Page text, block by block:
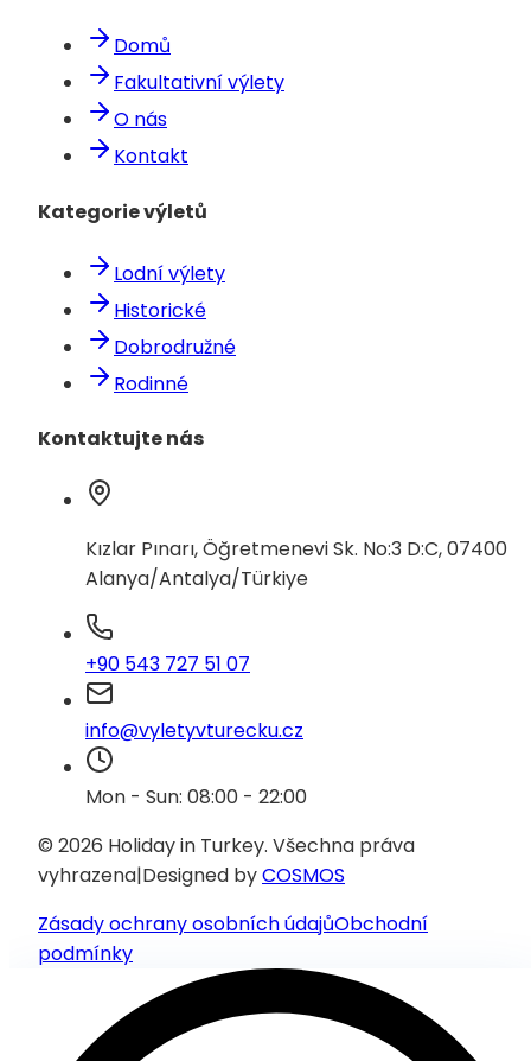
Domů
Fakultativní výlety
O nás
Kontakt
Kategorie výletů
Lodní výlety
Historické
Dobrodružné
Rodinné
Kontaktujte nás
Kızlar Pınarı, Öğretmenevi Sk. No:3 D:C, 07400
Alanya/Antalya/Türkiye
+90 543 727 51 07
info@vyletyvturecku.cz
Mon - Sun: 08:00 - 22:00
© 2026 Holiday in Turkey. Všechna práva
vyhrazena|Designed byCOSMOS
Zásady ochrany osobních údajůObchodní
podmínky